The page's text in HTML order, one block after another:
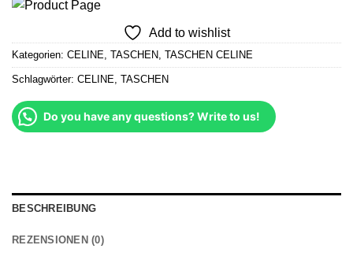
Add to wishlist
Kategorien: CELINE TASCHEN TASCHEN CELINE
Schlagwörter: CELINE TASCHEN
Do you have any questions? Write to us!
BESCHREIBUNG
REZENSIONEN (0)